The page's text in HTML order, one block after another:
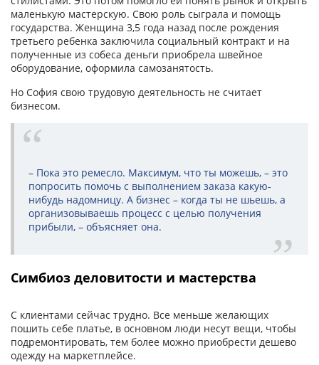
маленькую мастерскую. Свою роль сыграла и помощь
государства. Женщина 3,5 года назад после рождения
третьего ребенка заключила социальный контракт и на
полученные из собеса деньги приобрела швейное
оборудование, оформила самозанятость.
Но София свою трудовую деятельность не считает
бизнесом.
– Пока это ремесло. Максимум, что ты можешь, – это
попросить помочь с выполнением заказа какую-
нибудь надомницу. А бизнес – когда ты не шьешь, а
организовываешь процесс с целью получения
прибыли, – объясняет она.
Симбиоз деловитости и мастерства
С клиентами сейчас трудно. Все меньше желающих
пошить себе платье, в основном люди несут вещи, чтобы
подремонтировать, тем более можно приобрести дешево
одежду на маркетплейсе.